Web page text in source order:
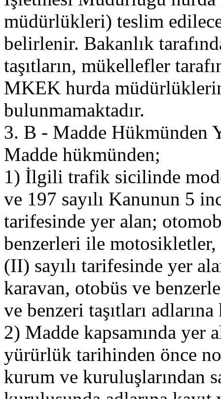
müdürlükleri) teslim
belirlenir. Bakanlık
taşıtların, mükellefler
MKEK hurda
bulunmamaktadır.
3. B - Madde Hükmünden
Madde hükmünden;
1) İlgili trafik sicilinde
ve 197 sayılı Kanunun 5
tarifesinde yer alan;
benzerleri ile motosikletler,
(II) sayılı tarifesinde yer
karavan, otobüs ve
ve benzeri taşıtları
2) Madde kapsamında yer
yürürlük tarihinden önce
kurum ve kuruluşlarından